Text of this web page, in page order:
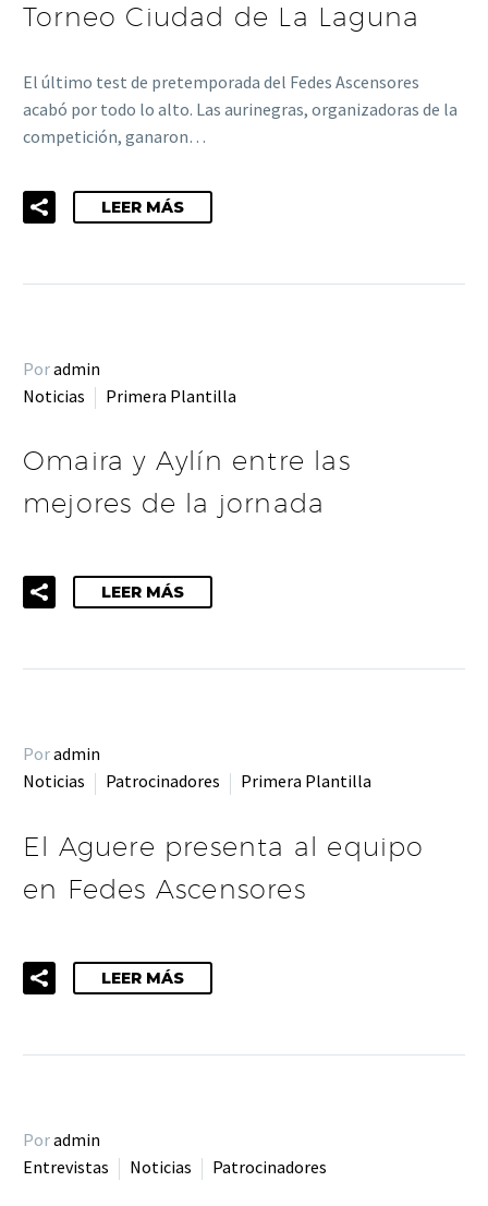
Torneo Ciudad de La Laguna
El último test de pretemporada del Fedes Ascensores
acabó por todo lo alto. Las aurinegras, organizadoras de la
competición, ganaron…
LEER MÁS
Poradmin
Noticias
Primera Plantilla
Omaira y Aylín entre las
mejores de la jornada
LEER MÁS
Poradmin
Noticias
Patrocinadores Primera Plantilla
El Aguere presenta al equipo
en Fedes Ascensores
LEER MÁS
Poradmin
Entrevistas
Noticias Patrocinadores